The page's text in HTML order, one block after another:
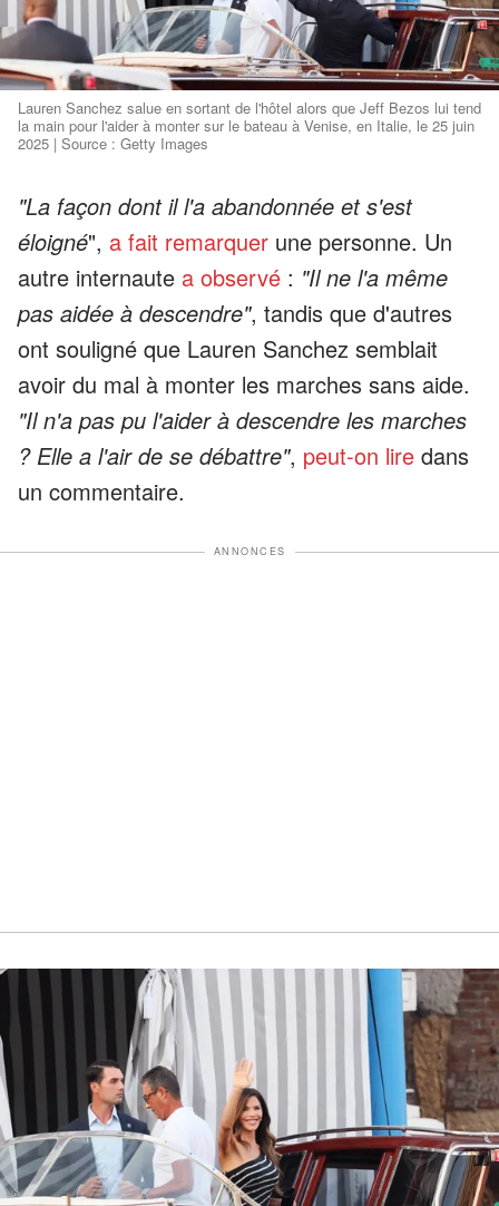
Lauren Sanchez salue en sortant de l'hôtel alors que Jeff Bezos lui tend
la main pour l'aider à monter sur le bateau à Venise, en Italie, le 25 juin
2025 | Source : Getty Images
"La façon dont il l'a abandonnée et s'est
éloigné", a fait remarquer une personne. Un
autre internaute a observé : "Il ne l'a même
pas aidée à descendre", tandis que d'autres
ont souligné que Lauren Sanchez semblait
avoir du mal à monter les marches sans aide.
"Il n'a pas pu l'aider à descendre les marches
? Elle a l'air de se débattre", peut-on lire dans
un commentaire.
ANNONCES